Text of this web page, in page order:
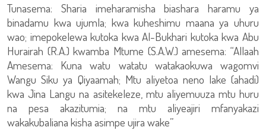
Tunasema: Sharia imeharamisha biashara haramu ya
binadamu kwa ujumla; kwa kuheshimu maana ya uhuru
wao; imepokelewa kutoka kwa Al-Bukhari kutoka kwa Abu
Hurairah (R.A.) kwamba Mtume (S.A.W.) amesema: “Allaah
Amesema: Kuna watu watatu watakaokuwa wagomvi
Wangu Siku ya Qiyaamah; Mtu aliyetoa neno lake (ahadi)
kwa Jina Langu na asitekeleze, mtu aliyemuuza mtu huru
na pesa akazitumia; na mtu aliyeajiri mfanyakazi
wakakubaliana kisha asimpe ujira wake”